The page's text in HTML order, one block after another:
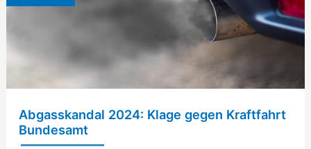
Abgasskandal 2024: Klage gegen Kraftfahrt
Bundesamt